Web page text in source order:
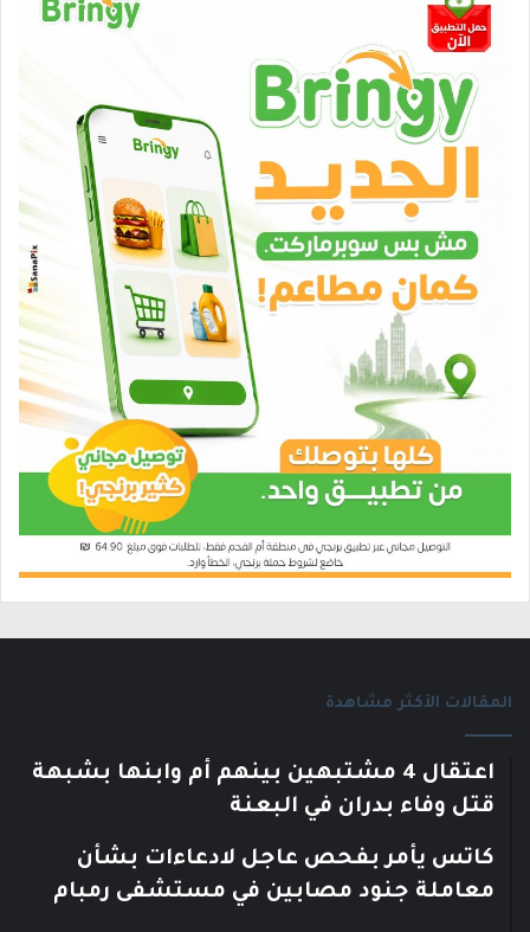
المقالات الأكثر مشاهدة
اعتقال 4 مشتبهين بينهم أم وابنها بشبهة
قتل وفاء بدران في البعنة
كاتس يأمر بفحص عاجل لادعاءات بشأن
معاملة جنود مصابين في مستشفى رمبام